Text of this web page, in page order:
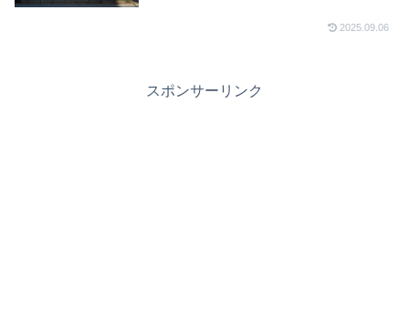
2025.09.06
スポンサーリンク